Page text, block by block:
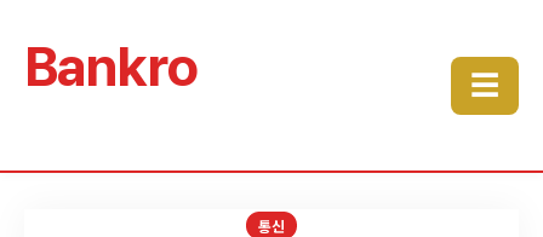
Bankro ☰
통신